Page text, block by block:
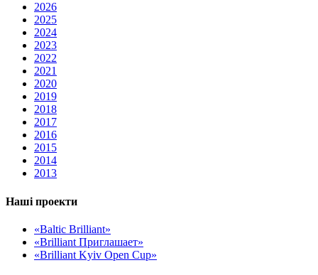
2026
2025
2024
2023
2022
2021
2020
2019
2018
2017
2016
2015
2014
2013
Наші проекти
«Baltic Brilliant»
«Brilliant Приглашает»
«Brilliant Kyiv Open Cup»